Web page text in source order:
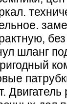
шланг
Двигатель